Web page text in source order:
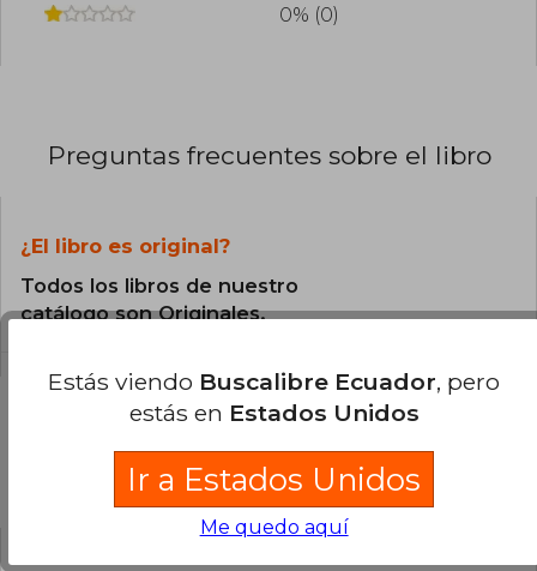
0% (0)
Preguntas frecuentes sobre el libro
¿El libro es original?
Todos los libros de nuestro
catálogo son Originales.
Preguntas y respuestas sobre el libro
Estás viendo Buscalibre Ecuador, pero
estás en Estados Unidos
Ir a Estados Unidos
Me quedo aquí